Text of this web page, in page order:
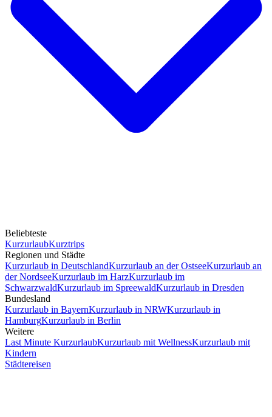
Beliebteste
KurzurlaubKurztrips
Regionen und Städte
Kurzurlaub in DeutschlandKurzurlaub an der OstseeKurzurlaub an
der NordseeKurzurlaub im HarzKurzurlaub im
SchwarzwaldKurzurlaub im SpreewaldKurzurlaub in Dresden
Bundesland
Kurzurlaub in BayernKurzurlaub in NRWKurzurlaub in
HamburgKurzurlaub in Berlin
Weitere
Last Minute KurzurlaubKurzurlaub mit WellnessKurzurlaub mit
Kindern
Städtereisen